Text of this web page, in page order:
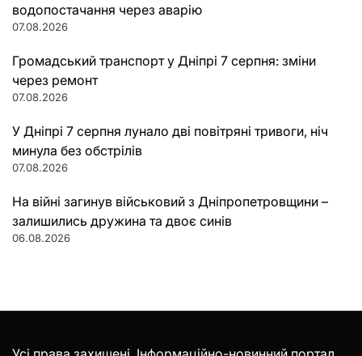
водопостачання через аварію
07.08.2026
Громадський транспорт у Дніпрі 7 серпня: зміни
через ремонт
07.08.2026
У Дніпрі 7 серпня лунало дві повітряні тривоги, ніч
минула без обстрілів
07.08.2026
На війні загинув військовий з Дніпропетровщини –
залишились дружина та двоє синів
06.08.2026